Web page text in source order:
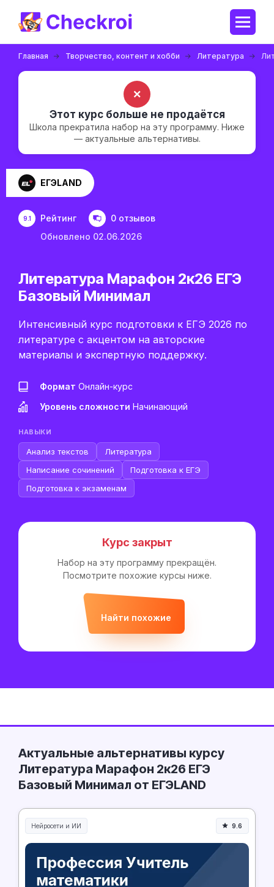
Главная Творчество, контент и хобби Литература
✗
Этот курс больше не продаётся
Школа прекратила набор на эту программу. Ниже
— актуальные альтернативы.
ЕГЭLAND
9.1 Рейтинг
0 отзывов
Обновлено 02.06.2026
Литература Марафон 2к26 ЕГЭ
Базовый Минимал
Интенсивный курс подготовки к ЕГЭ 2026 по
литературе с акцентом на авторские
материалы и экспертную поддержку.
Формат Онлайн-курс
Уровень сложности Начинающий
НАВЫКИ
Анализ текстов
Литература
Написание сочинений
Подготовка к ЕГЭ
Подготовка к экзаменам
Курс закрыт
Набор на эту программу прекращён.
Посмотрите похожие курсы ниже.
Найти похожие
Актуальные альтернативы курсу
Литература Марафон 2к26 ЕГЭ
Базовый Минимал от ЕГЭLAND
Нейросети и ИИ
Нейросети и искусственный интеллект
9.6